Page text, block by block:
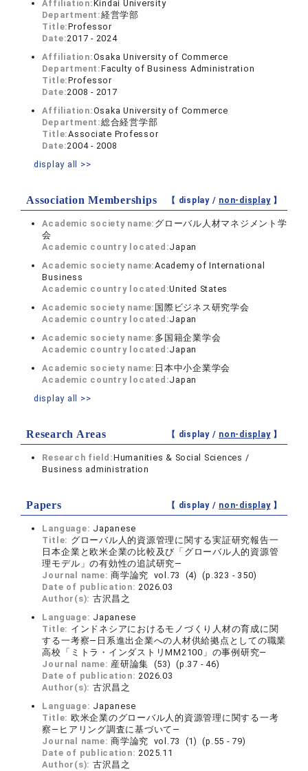
Affiliation: Kindai University
Department:経営学部
Title:Professor
Date:2017 - 2024
Affiliation:Osaka University of Commerce
Department:Faculty of Business Administration
Title:Professor
Date:2008 - 2017
Affiliation:Osaka University of Commerce
Department:総合経営学部
Title:Associate Professor
Date:2004 - 2008
display all >>
Association Memberships 【 display / non-display】
Academic society name: グローバル人材マネジメント学
会
Academic country located:Japan
Academic society name:Academy of International
Business
Academic country located:United States
Academic society name: 国際ビジネス研究学会
Academic country located:Japan
Academic society name: 多国籍企業学会
Academic country located:Japan
Academic society name: 日本中小企業学会
Academic country located:Japan
display all >>
Research Areas 【 display / non-display】
Research field:Humanities & Social Sciences /
Business administration
Papers 【 display / non-display】
Language: Japanese
Title: グローバル人的資源管理に関する実証研究報告一
日本企業と欧米企業の比較及び「グローバル人的資源管
理モデル」の有効性の追試研究―
Journal name:商学論究 vol.73 (4) (p.323 - 350)
Date of publication:2026.03
Author(s): 古沢昌之
Language: Japanese
Title: インドネシアにおけるモノづくり人材の育成に関
する一考察―日系進出企業への人材供給拠点としての職業
高校「ミトラ・インダストリMM2100」の事例研究―
Journal name: 産研論集 (53) (p.37 - 46)
Date of publication:2026.03
Author(s): 古沢昌之
Language: Japanese
Title: 欧米企業のグローバル人的資源管理に関する一考
察―ヒアリング調査に基づいて―
Journal name:商学論究 vol.73 (1) (p.55 - 79)
Date of publication:2025.11
Author(s): 古沢昌之